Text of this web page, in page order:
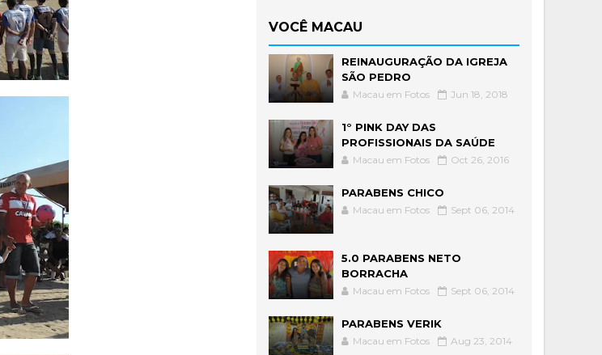
VOCÊ MACAU
REINAUGURAÇÃO DA IGREJA
SÃO PEDRO
Macau em Fotos Jun 18, 2018
1° PINK DAY DAS
PROFISSIONAIS DA SAÚDE
Macau em Fotos Oct 26, 2016
PARABENS CHICO
Macau em Fotos Sept 06, 2014
5.0 PARABENS NETO
BORRACHA
Macau em Fotos Sept 06, 2014
PARABENS VERIK
Macau em Fotos Aug 23, 2014